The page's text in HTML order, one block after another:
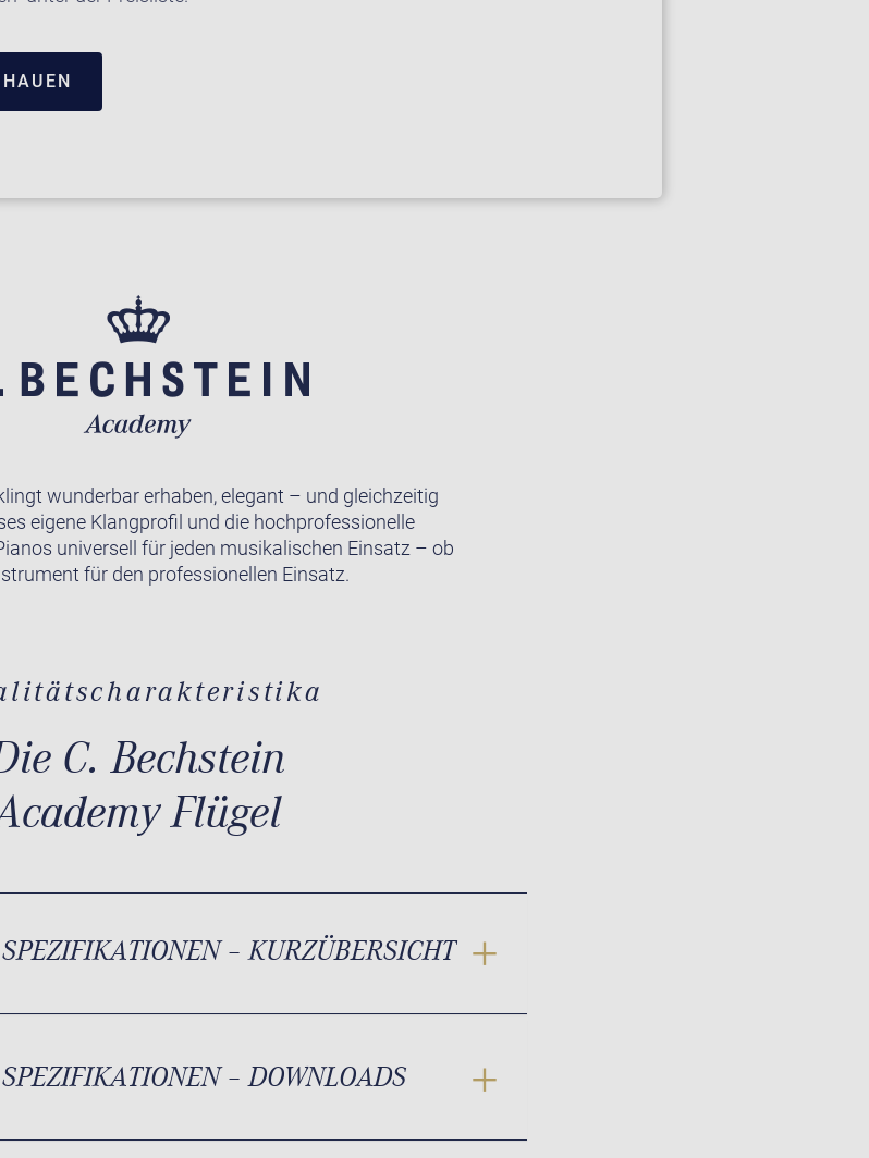
wunderbar erhaben, elegant – und gleichzeitig
eigene Klangprofil und die hochprofessionelle
universell für jeden musikalischen Einsatz – ob
für den professionellen Einsatz.
C. Bechstein
Flügel
– KURZÜBERSICHT
– DOWNLOADS